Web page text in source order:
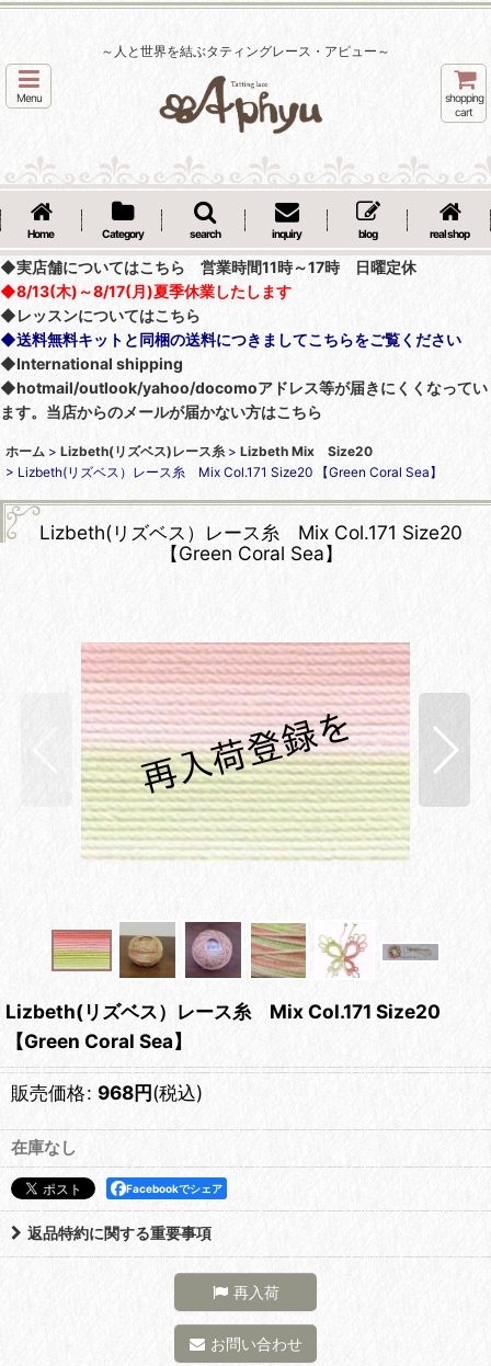
～人と世界を結ぶタティングレース・アピュー～
Menu
shopping
cart
Home Category search inquiry blog real shop
◆実店舗についてはこちら 営業時間11時～17時 日曜定休
◆8/13(木)～8/17(月)夏季休業したします
◆レッスンについてはこちら
◆送料無料キットと同梱の送料につきましてこちらをご覧ください
◆International shipping
◆hotmail/outlook/yahoo/docomoアドレス等が届きにくくなってい
ます。当店からのメールが届かない方はこちら
ホーム > Lizbeth(リズベス)レース糸 > Lizbeth Mix Size20
> Lizbeth(リズベス）レース糸 Mix Col.171 Size20 【Green Coral Sea】
Lizbeth(リズベス）レース糸 Mix Col.171 Size20
【Green Coral Sea】
Lizbeth(リズベス）レース糸 Mix Col.171 Size20
【Green Coral Sea】
販売価格: 968円(税込)
在庫なし
Facebookでシェア
返品特約に関する重要事項
再入荷
お問い合わせ